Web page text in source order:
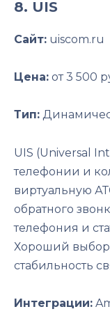
8. UIS
Сайт: uiscom.ru
Цена: от 3 500
Тип:
UIS (Universal
телефонии и
виртуальную
обратного
телефония и
Хороший
стабильность
Интеграции: